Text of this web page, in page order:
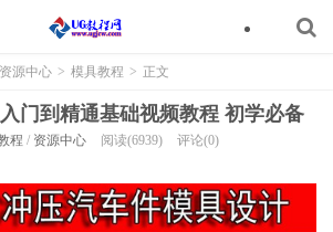
资源中心 > 模具教程 > 正文
门到精通基础视频教程 初学必备
程 / 资源中心 阅读(6939) 评论(0)